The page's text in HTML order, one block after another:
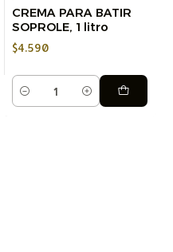
CREMA PARA BATIR
SOPROLE, 1 litro
$4.590
Cantidad